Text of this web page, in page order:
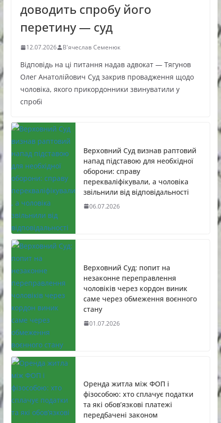
доводить спробу його
перетину — суд
12.07.2026 В'ячеслав Семенюк
Відповідь на ці питання надав адвокат — Тягунов
Олег Анатолійович Суд закрив провадження щодо
чоловіка, якого прикордонники звинуватили у
спробі
Верховний Суд визнав раптовий
напад підставою для необхідної
оборони: справу
перекваліфікували, а чоловіка
звільнили від відповідальності
06.07.2026
Верховний Суд: попит на
незаконне переправлення
чоловіків через кордон виник
саме через обмеження воєнного
стану
01.07.2026
Оренда житла між ФОП і
фізособою: хто сплачує податки
та які обов’язкові платежі
передбачені законом